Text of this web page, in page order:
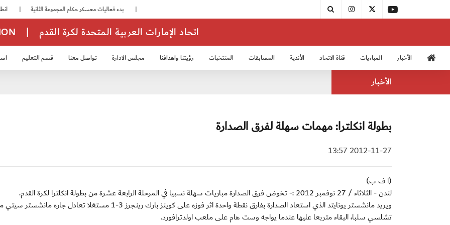
|
| اتحاد الإمارات العربية المتحدة لكرة القدم
الأخبار المباريات قناة الاتحاد الأندية المسابقات المنتخبات رؤيتنا واهدافنا مجلس الادارة تواصل معنا قسم التعليم
الأخبار
بطولة انكلترا: مهمات سهلة لفرق الصدارة
2012-11-27 13:57
(ا ف ب)
لندن - الثلاثاء / 27 نوفمبر 2012 :- تخوض فرق الصدارة مباريات سهلة نسبيا في المرحلة الرابعة عشرة من بطولة انكلترا لكرة القدم.
ويريد مانشستر يونايتد الذي استعاد الصدارة بفارق نقطة واحدة اثر فوزه على كوينز بارك رينجرز 3-1 مستغلا تعادل جاره مانشستر
تشلسي سلبا، البقاء متربعا عليها عندما يواجه وست هام على ملعب اولدترافورد.